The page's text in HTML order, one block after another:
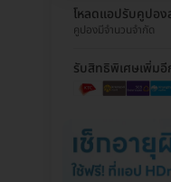
โหลดแอปรับคูปอ
คูปองมีจำนวนจำกัด
รับสิทธิพิเศษเพิ่ม